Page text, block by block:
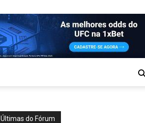
Últimas do Fórum